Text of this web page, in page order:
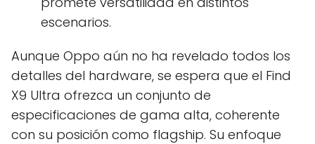
escenarios.
Aunque Oppo aún no ha revelado todos los
detalles del hardware, se espera que el Find
X9 Ultra ofrezca un conjunto de
especificaciones de gama alta, coherente
con su posición como flagship. Su enfoque